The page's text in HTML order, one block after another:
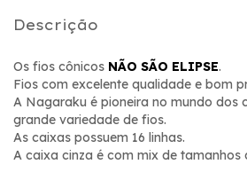
Descrição
Os fios cônicos NÃO SÃO ELIPSE.
Fios com excelente qualidade e bom
A Nagaraku é pioneira no mundo dos
grande variedade de fios.
As caixas possuem 16 linhas.
A caixa cinza é com mix de tamanhos